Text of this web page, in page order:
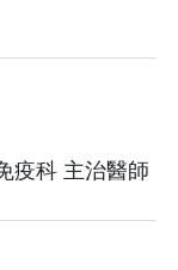
疫科 主治醫師